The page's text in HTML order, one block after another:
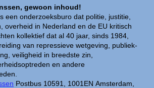
gewoon inhoud!
een onderzoeksburo dat politie, justitie,
overheid in Nederland en de EU kritisch
kollektief dat al 40 jaar, sinds 1984,
van repressieve wetgeving, publiek-
veiligheid in breedste zin,
en andere
Postbus 10591, 1001EN Amsterdam,